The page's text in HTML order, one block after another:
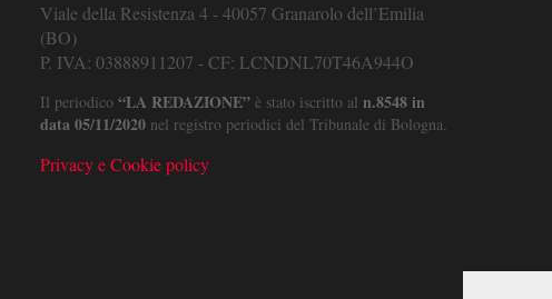
Viale della Resistenza 4 - 40057 Granarolo dell’Emilia
(BO)
P. IVA: 03888911207 - CF: LCNDNL70T46A944O
Il periodico “LA REDAZIONE”è stato iscritto al n.8548 in
data 05/11/2020nel registro periodici del Tribunale di Bologna.
Privacy e Cookie policy